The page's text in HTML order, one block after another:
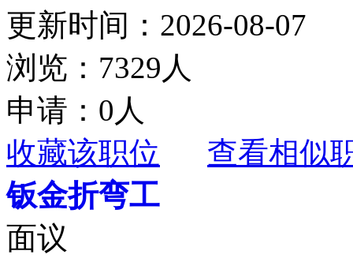
更新时间：2026-08-07
浏览：7329人
申请：0人
收藏该职位
查看相似
钣金折弯工
面议